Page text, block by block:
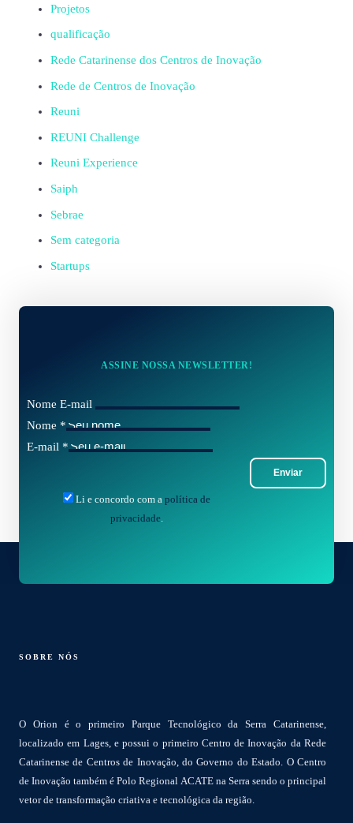
Projetos
qualificação
Rede Catarinense dos Centros de Inovação
Rede de Centros de Inovação
Reuni
REUNI Challenge
Reuni Experience
Saiph
Sebrae
Sem categoria
Startups
ASSINE NOSSA NEWSLETTER!
Nome E-mail
Nome *
E-mail *
Enviar
Li e concordo com a política de
privacidade.
SOBRE NÓS
O Orion é o primeiro Parque Tecnológico da Serra Catarinense,
localizado em Lages, e possui o primeiro Centro de Inovação da Rede
Catarinense de Centros de Inovação, do Governo do Estado. O Centro
de Inovação também é Polo Regional ACATE na Serra sendo o principal
vetor de transformação criativa e tecnológica da região.